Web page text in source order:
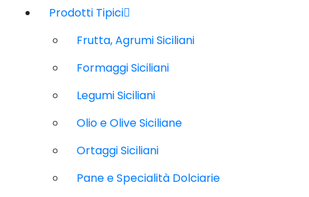
Prodotti Tipici
Frutta, Agrumi Siciliani
Formaggi Siciliani
Legumi Siciliani
Olio e Olive Siciliane
Ortaggi Siciliani
Pane e Specialità Dolciarie